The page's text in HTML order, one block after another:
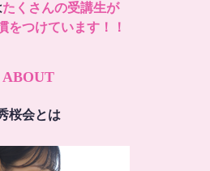
たくさんの受講生が
をつけています！！
ABOUT
桜会とは